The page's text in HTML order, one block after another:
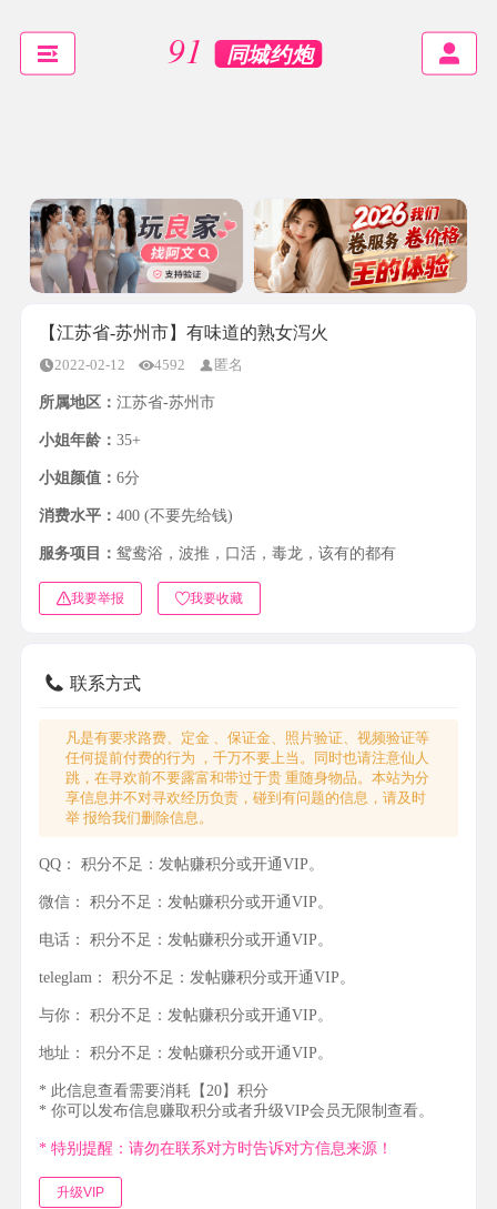
【江苏省-苏州市】有味道的熟女泻火
2022-02-12 4592 匿名
所属地区： 江苏省-苏州市
小姐年龄： 35+
小姐颜值： 6分
消费水平： 400 (不要先给钱)
服务项目： 鸳鸯浴，波推，口活，毒龙，该有的都有
我要举报 我要收藏
联系方式
凡是有要求路费、定金 、保证金、照片验证、视频验证等
任何提前付费的行为 ，千万不要上当。同时也请注意仙人
跳，在寻欢前不要露富和带过于贵 重随身物品。本站为分
享信息并不对寻欢经历负责，碰到有问题的信息，请及时
举 报给我们删除信息。
QQ： 积分不足：发帖赚积分或开通VIP。
微信： 积分不足：发帖赚积分或开通VIP。
电话： 积分不足：发帖赚积分或开通VIP。
teleglam： 积分不足：发帖赚积分或开通VIP。
与你： 积分不足：发帖赚积分或开通VIP。
地址： 积分不足：发帖赚积分或开通VIP。
* 此信息查看需要消耗【20】积分
* 你可以发布信息赚取积分或者升级VIP会员无限制查看。
* 特别提醒：请勿在联系对方时告诉对方信息来源！
升级VIP